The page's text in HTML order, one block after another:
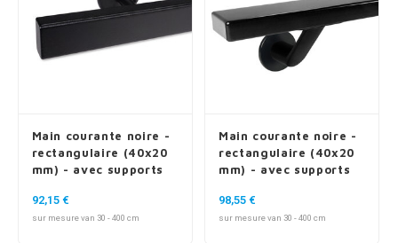
Main courante noire -
rectangulaire (40x20
mm) - avec supports
92,15 €
sur mesure van 30 - 400 cm
Main courante noire -
rectangulaire (40x20
mm) - avec supports
98,55 €
sur mesure van 30 - 400 cm